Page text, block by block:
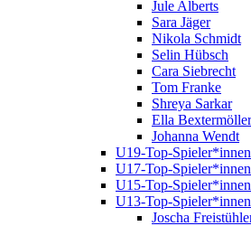
Jule Alberts
Sara Jäger
Nikola Schmidt
Selin Hübsch
Cara Siebrecht
Tom Franke
Shreya Sarkar
Ella Bextermöller
Johanna Wendt
U19-Top-
U17-Top-
U15-Top-
U13-Top-
Joscha